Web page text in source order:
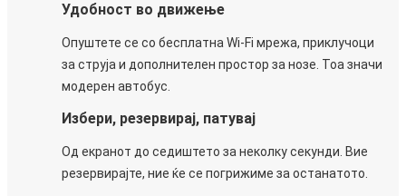
Удобност во движење
Опуштете се со бесплатна Wi-Fi мрежа, приклучоци
за струја и дополнителен простор за нозе. Тоа значи
модерен автобус.
Избери, резервирај, патувај
Од екранот до седиштето за неколку секунди. Вие
резервирајте, ние ќе се погрижиме за останатото.